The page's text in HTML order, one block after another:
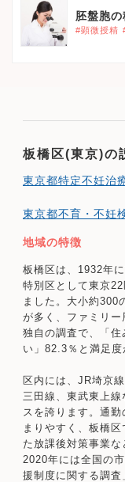
胚盤胞
#顕微授精
板橋区(東京)の
東京都特定不妊治
東京都不育・不妊
地域の特徴
板橋区は、1932年
特別区として東京
ました。大小約300
が多く、ファミリ
独自の調査で、「
い」82.3％と満足度
区内には、JR埼京
三田線、東武東上
スを誇ります。通
まりやすく、板橋
た放課後対策事業な
2020年には全国の
援制度に関する調